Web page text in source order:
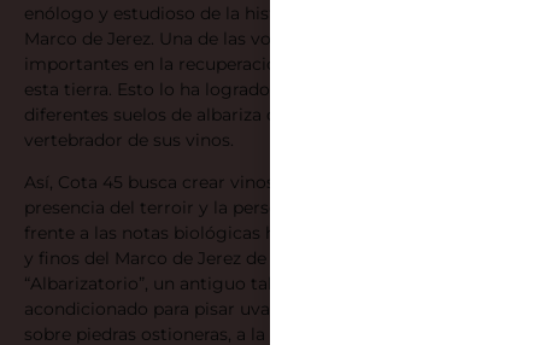
enólogo y estudioso de la historia de la viña y el vino de
Marco de Jerez. Una de las voces actuales más
importantes en la recuperación de la memoria vínica de
esta tierra. Esto lo ha logrado, sobre todo, gracias a los
diferentes suelos de albariza que constituyen el elemente
vertebrador de sus vinos.
Así, Cota 45 busca crear vinos en los que encontrar la
presencia del terroir y la personalidad del pago y la añada,
frente a las notas biológicas habituales en las manzanillas
y finos del Marco de Jerez de la actualidad. Cota 45 es su
“Albarizatorio”, un antiguo taller de barcos, ahora
acondicionado para pisar uva y con 25 botas que reposan
sobre piedras ostioneras, a la tradicional manera de